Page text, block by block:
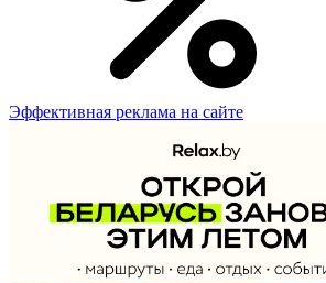
Эффективная реклама на сайте